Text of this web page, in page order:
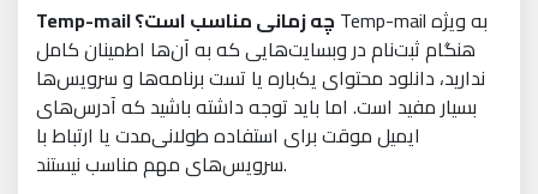
Temp-mail چه زمانی مناسب است؟ Temp-mail به ویژه
هنگام ثبت‌نام در وبسایت‌هایی که به آن‌ها اطمینان کامل
ندارید، دانلود محتوای یک‌باره یا تست برنامه‌ها و سرویس‌ها
بسیار مفید است. اما باید توجه داشته باشید که آدرس‌های
ایمیل موقت برای استفاده طولانی‌مدت یا ارتباط با
سرویس‌های مهم مناسب نیستند.